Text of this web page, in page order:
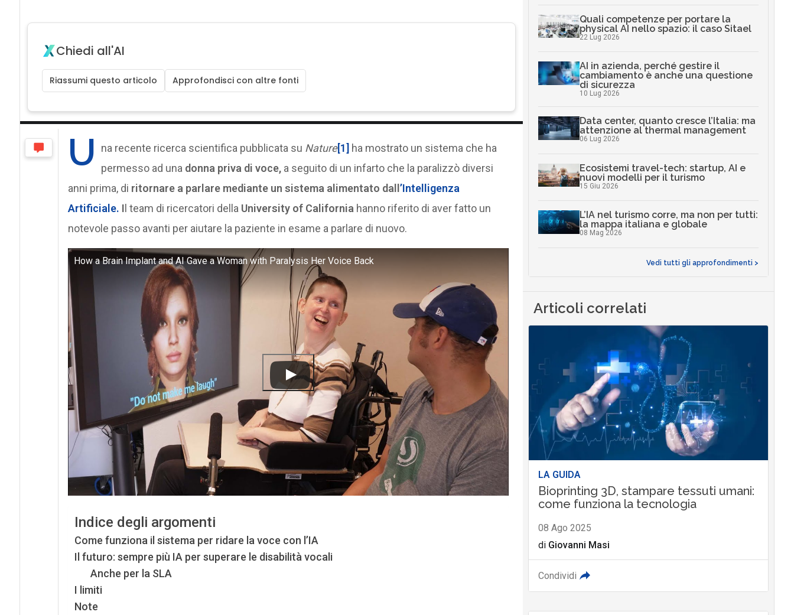
Chiedi all'AI
Riassumi questo articolo Approfondisci con altre fonti
U na recente ricerca scientifica pubblicata su Nature[1] ha mostrato un sistema che ha
permesso ad una donna priva di voce, a seguito di un infarto che la paralizzò diversi
anni prima, di ritornare a parlare mediante un sistema alimentato dall’Intelligenza
Artificiale. Il team di ricercatori della University of California hanno riferito di aver fatto un
notevole passo avanti per aiutare la paziente in esame a parlare di nuovo.
How a Brain Implant and AI Gave a Woman with Paralysis Her Voice Back
Indice degli argomenti
Come funziona il sistema per ridare la voce con l’IA
Il futuro: sempre più IA per superare le disabilità vocali
Anche per la SLA
I limiti
Note
Quali competenze per portare la
physical AI nello spazio: il caso Sitael
22 Lug 2026
AI in azienda, perché gestire il
cambiamento è anche una questione
di sicurezza
10 Lug 2026
Data center, quanto cresce l’Italia: ma
attenzione al thermal management
06 Lug 2026
Ecosistemi travel-tech: startup, AI e
nuovi modelli per il turismo
15 Giu 2026
L’IA nel turismo corre, ma non per tutti:
la mappa italiana e globale
08 Mag 2026
Vedi tutti gli approfondimenti >
Articoli correlati
LA GUIDA
Bioprinting 3D, stampare tessuti umani:
come funziona la tecnologia
08 Ago 2025
di Giovanni Masi
Condividi